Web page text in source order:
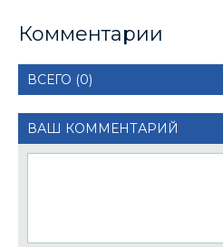
Комментарии
ВСЕГО (0)
ВАШ КОММЕНТАРИЙ